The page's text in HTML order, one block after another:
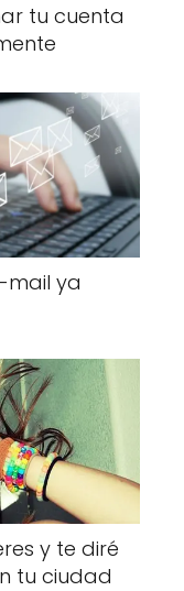
tu cuenta
mail ya
y te diré
tu ciudad